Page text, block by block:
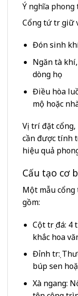
Ý nghĩa phong
Cổng tứ trụ giữ
Đón sinh
Ngăn tà
dòng họ
Điều hòa
mộ hoặc
Vị trí đặt
cần được tính
hiệu quả
Cấu tạo cơ
Một mẫu cổng
gồm:
Cột trụ đá: 4
khắc hoa
Đỉnh trụ:
búp sen
Xà ngang: